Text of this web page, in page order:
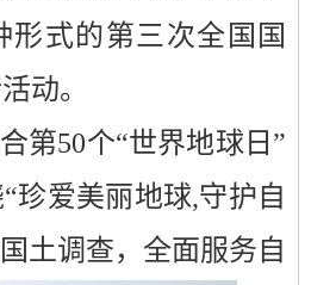
形式的第三次全国国
动。
第50个“世界地球日”
珍爱美丽地球,守护自
土调查，全面服务自